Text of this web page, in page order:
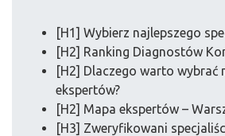
[H1] Wybierz najlepszego
[H2] Ranking Diagnostów
[H2] Dlaczego warto wybrać
ekspertów?
[H2] Mapa ekspertów –
[H3] Zweryfikowani